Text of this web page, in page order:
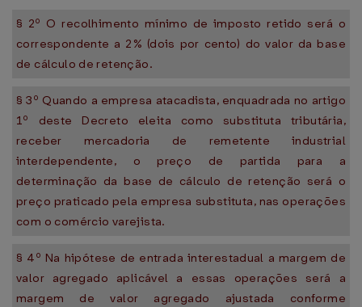
§ 2º O recolhimento mínimo de imposto retido será o
correspondente a 2% (dois por cento) do valor da base
de cálculo de retenção.
§ 3º Quando a empresa atacadista, enquadrada no artigo
1º deste Decreto eleita como substituta tributária,
receber mercadoria de remetente industrial
interdependente, o preço de partida para a
determinação da base de cálculo de retenção será o
preço praticado pela empresa substituta, nas operações
com o comércio varejista.
§ 4º Na hipótese de entrada interestadual a margem de
valor agregado aplicável a essas operações será a
margem de valor agregado ajustada conforme